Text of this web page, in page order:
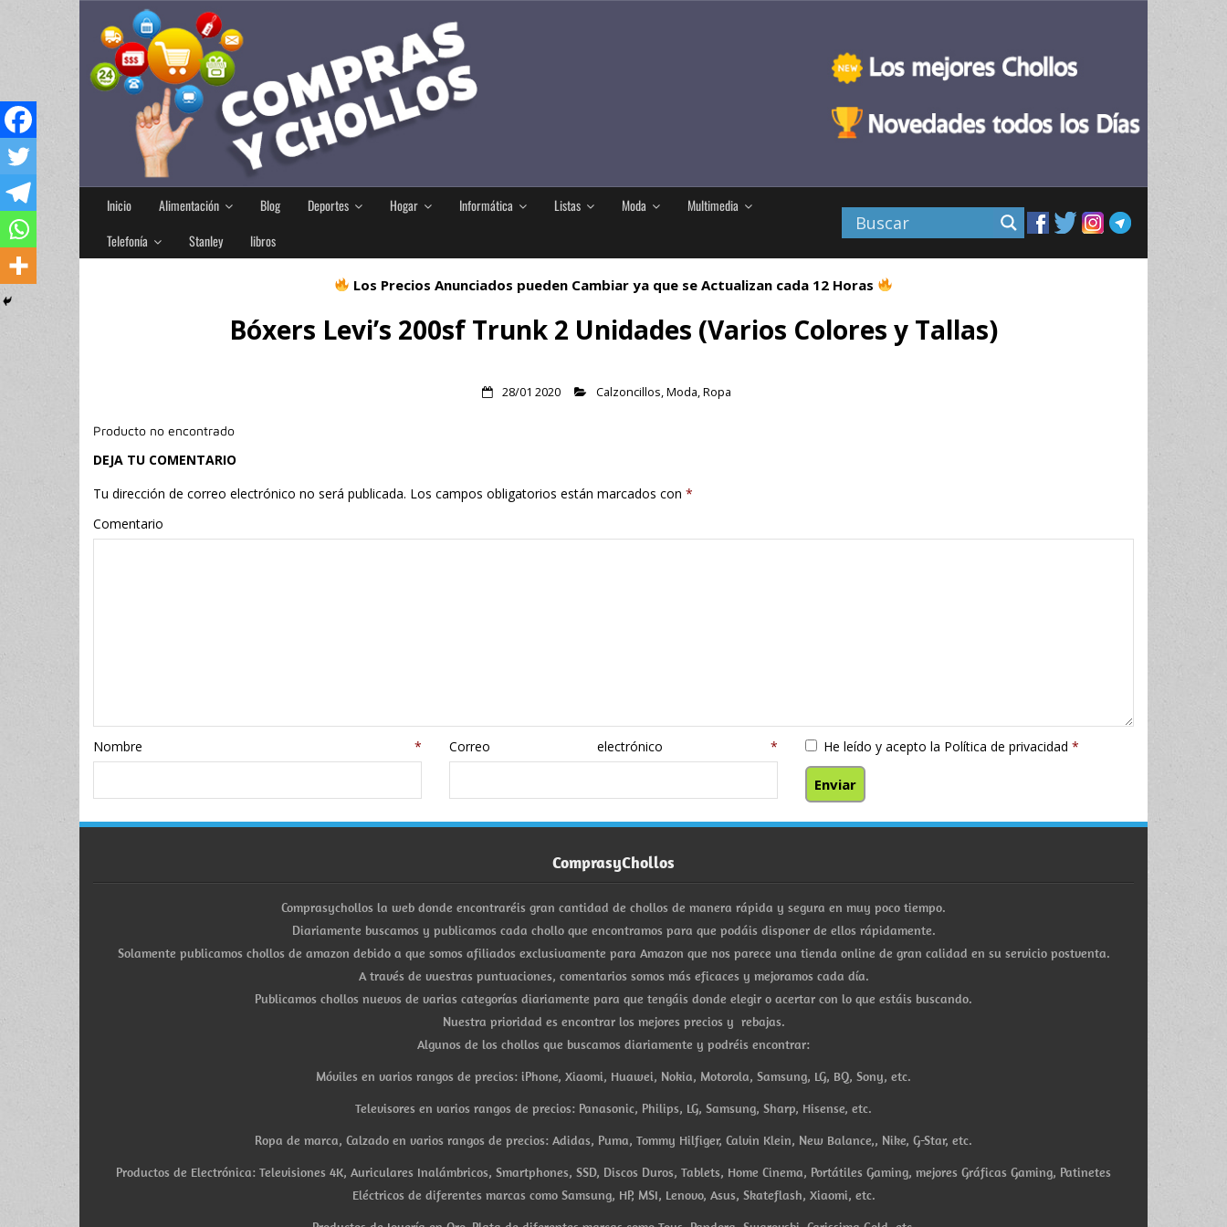
Inicio Alimentación Blog Deportes Hogar Informática Listas Moda
Multimedia
Telefonía
Stanley libros
Los Precios Anunciados pueden Cambiar ya que se Actualizan cada 12 Horas
Bóxers Levi’s 200sf Trunk 2 Unidades (Varios Colores y Tallas)
28/01 2020 Calzoncillos,Moda,Ropa
Producto no encontrado
DEJA TU COMENTARIO
Tu dirección de correo electrónico no será publicada. Los campos obligatorios están marcados con *
Comentario
Nombre* Correo electrónico* He leído y acepto la Política de privacidad *
ComprasyChollos
Comprasychollos la web donde encontraréis gran cantidad de chollos de manera rápida y segura en muy poco tiempo.
Diariamente buscamos y publicamos cada chollo que encontramos para que podáis disponer de ellos rápidamente.
Solamente publicamos chollos de amazon debido a que somos afiliados exclusivamente para Amazon que nos parece una tienda online de gran calidad en su servicio postventa.
A través de vuestras puntuaciones, comentarios somos más eficaces y mejoramos cada día.
Publicamos chollos nuevos de varias categorías diariamente para que tengáis donde elegir o acertar con lo que estáis buscando.
Nuestra prioridad es encontrar los mejores precios y rebajas.
Algunos de los chollos que buscamos diariamente y podréis encontrar:
Móviles en varios rangos de precios: iPhone, Xiaomi, Huawei, Nokia, Motorola, Samsung, LG, BQ, Sony, etc.
Televisores en varios rangos de precios: Panasonic, Philips, LG, Samsung, Sharp, Hisense, etc.
Ropa de marca, Calzado en varios rangos de precios: Adidas, Puma, Tommy Hilfiger, Calvin Klein, New Balance,, Nike, G-Star, etc.
Productos de Electrónica: Televisiones 4K, Auriculares Inalámbricos, Smartphones, SSD, Discos Duros, Tablets, Home Cinema, Portátiles Gaming, mejores Gráficas Gaming, Patinetes
Eléctricos de diferentes marcas como Samsung, HP, MSI, Lenovo, Asus, Skateflash, Xiaomi, etc.